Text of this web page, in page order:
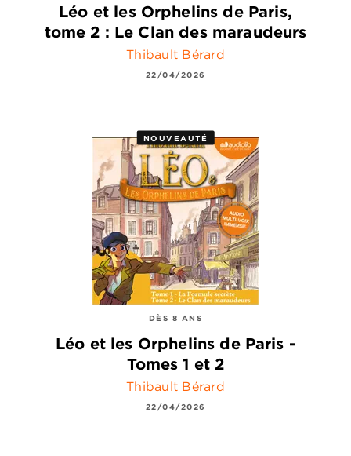
Léo et les Orphelins de Paris,
tome 2 : Le Clan des maraudeurs
Thibault Bérard
22/04/2026
NOUVEAUTÉ
DÈS 8 ANS
Léo et les Orphelins de Paris -
Tomes 1 et 2
Thibault Bérard
22/04/2026